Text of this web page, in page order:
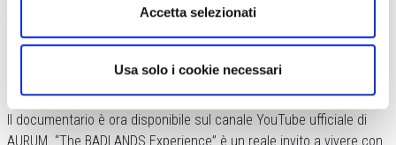
Accetta selezionati
Usa solo i cookie necessari
amicizia e di amore per il ciclismo.Chiunque abbia mai sognato di
spingersi oltre i propri limiti troverà in questa narrazione
un’ispirazione profonda…
Il documentario è ora disponibile sul canale YouTube ufficiale di
AURUM. “The BADLANDS Experience” è un reale invito a vivere con